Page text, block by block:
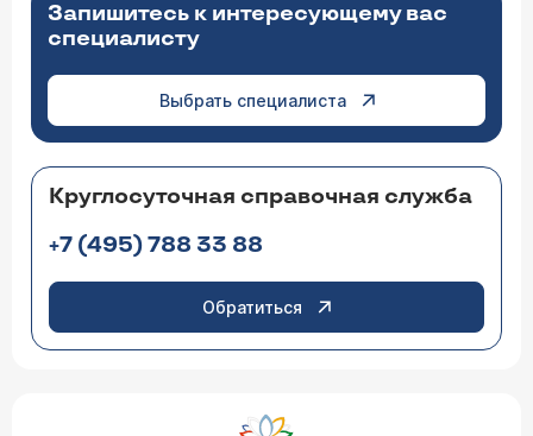
Запишитесь к интересующему вас
специалисту
Выбрать специалиста
Круглосуточная справочная служба
+7 (495) 788 33 88
Обратиться